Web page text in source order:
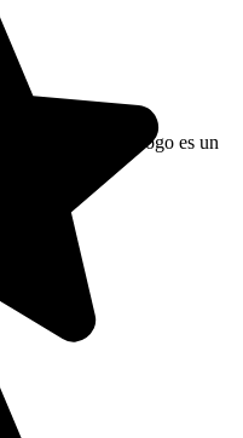
el lago Togo es un